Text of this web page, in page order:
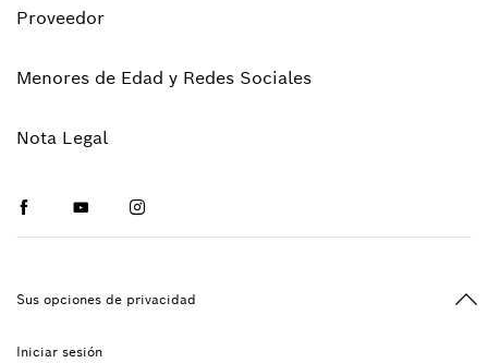
Proveedor
Menores de Edad y Redes Sociales
Nota Legal
FacebookYoutubeInstagram
Sus opciones de privacidad
Iniciar sesión